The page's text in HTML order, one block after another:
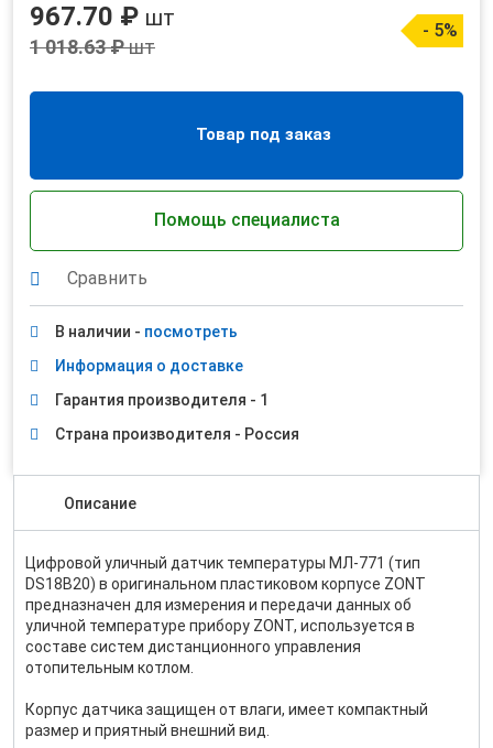
967.70 ₽ шт
1 018.63 ₽шт
- 5%
Товар под заказ
Помощь специалиста
Сравнить
В наличии - посмотреть
Информация о доставке
Гарантия производителя - 1
Страна производителя - Россия
Описание
Цифровой уличный датчик температуры МЛ-771 (тип
DS18B20) в оригинальном пластиковом корпусе ZONT
предназначен для измерения и передачи данных об
уличной температуре прибору ZONT, используется в
составе систем дистанционного управления
отопительным котлом.
Корпус датчика защищен от влаги, имеет компактный
размер и приятный внешний вид.